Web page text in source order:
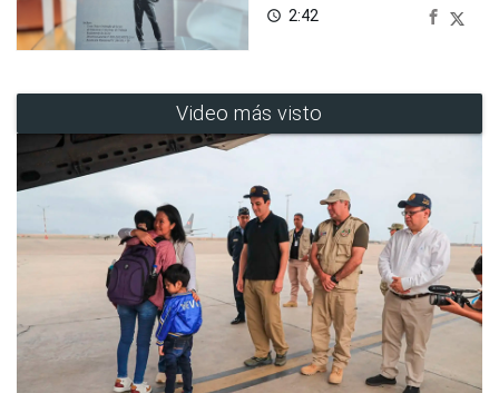
access_time 2:42
Video más visto